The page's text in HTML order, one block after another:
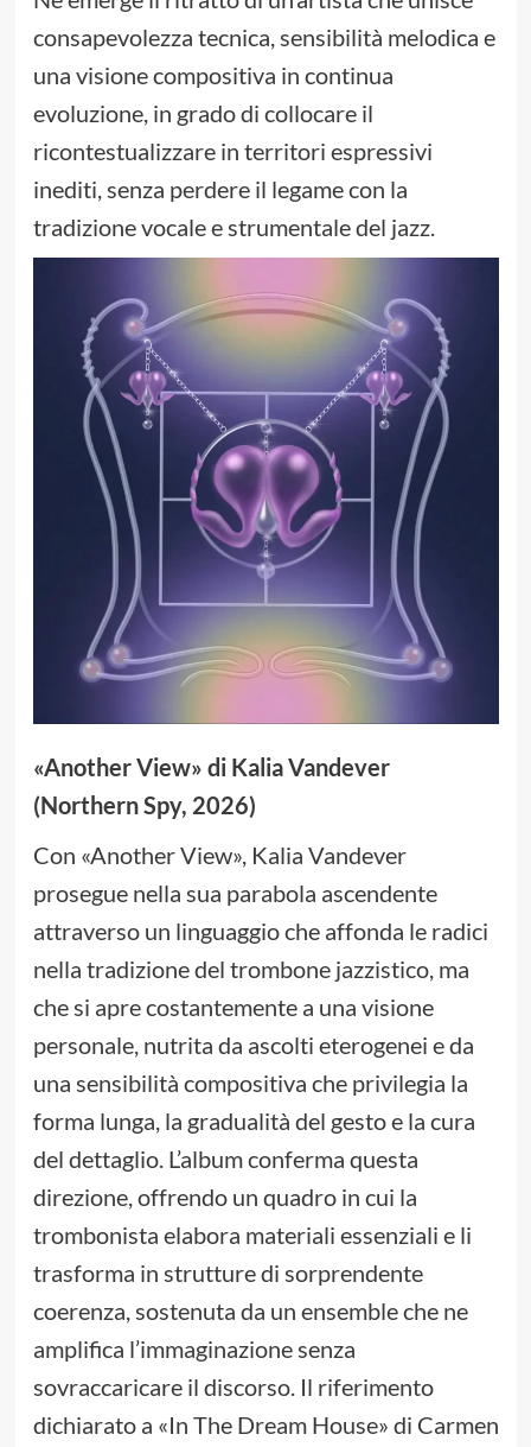
consapevolezza tecnica, sensibilità melodica e
una visione compositiva in continua
evoluzione, in grado di collocare il
ricontestualizzare in territori espressivi
inediti, senza perdere il legame con la
tradizione vocale e strumentale del jazz.
«Another View» di Kalia Vandever
(Northern Spy, 2026)
Con «Another View», Kalia Vandever
prosegue nella sua parabola ascendente
attraverso un linguaggio che affonda le radici
nella tradizione del trombone jazzistico, ma
che si apre costantemente a una visione
personale, nutrita da ascolti eterogenei e da
una sensibilità compositiva che privilegia la
forma lunga, la gradualità del gesto e la cura
del dettaglio. L’album conferma questa
direzione, offrendo un quadro in cui la
trombonista elabora materiali essenziali e li
trasforma in strutture di sorprendente
coerenza, sostenuta da un ensemble che ne
amplifica l’immaginazione senza
sovraccaricare il discorso. Il riferimento
dichiarato a «In The Dream House» di Carmen